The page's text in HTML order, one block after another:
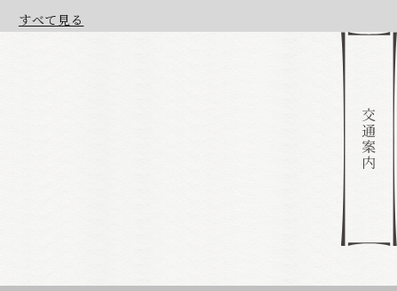
すべて見る